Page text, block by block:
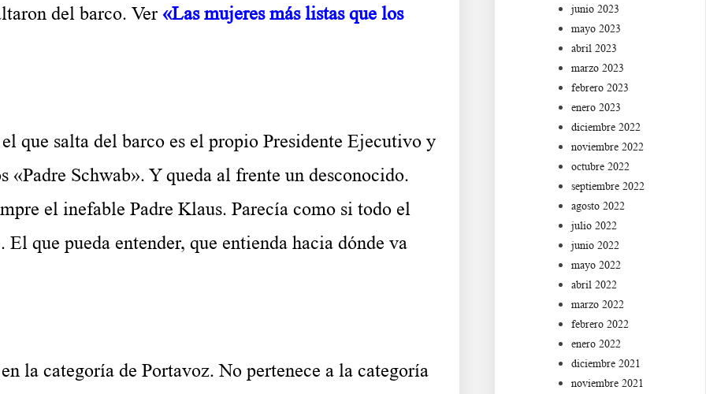
del barco. Ver «Las mujeres más listas que los
salta del barco es el propio Presidente Ejecutivo y
Schwab». Y queda al frente un desconocido.
el inefable Padre Klaus. Parecía como si todo el
que pueda entender, que entienda hacia dónde va
categoría de Portavoz. No pertenece a la categoría
junio 2023
mayo 2023
abril 2023
marzo 2023
febrero 2023
enero 2023
diciembre 2022
noviembre 2022
octubre 2022
septiembre 2022
agosto 2022
julio 2022
junio 2022
mayo 2022
abril 2022
marzo 2022
febrero 2022
enero 2022
diciembre 2021
noviembre 2021